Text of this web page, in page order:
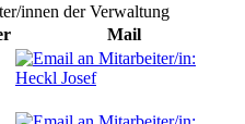
innen der Verwaltung
Mail